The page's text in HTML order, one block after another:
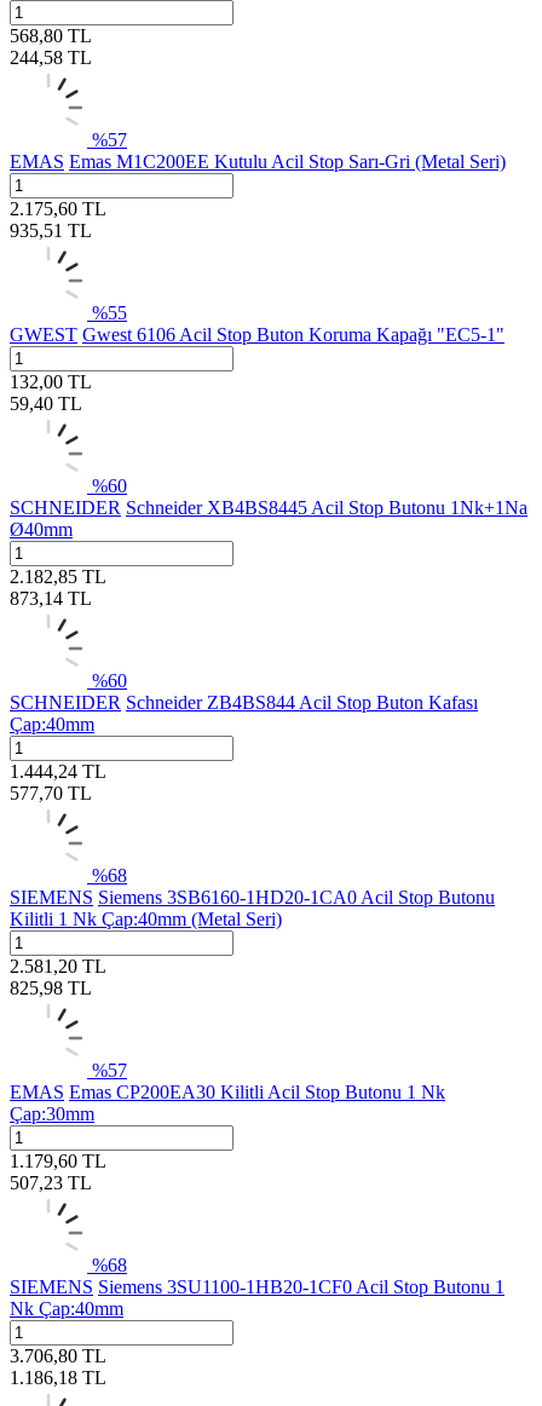
568,80 TL
244,58 TL
%57
EMAS Emas M1C200EE Kutulu Acil Stop Sarı-Gri (Metal Seri)
2.175,60 TL
935,51 TL
%55
GWEST Gwest 6106 Acil Stop Buton Koruma Kapağı "EC5-1"
132,00 TL
59,40 TL
%60
SCHNEIDER Schneider XB4BS8445 Acil Stop Butonu 1Nk+1Na
Ø40mm
2.182,85 TL
873,14 TL
%60
SCHNEIDER Schneider ZB4BS844 Acil Stop Buton Kafası
Çap:40mm
1.444,24 TL
577,70 TL
%68
SIEMENS Siemens 3SB6160-1HD20-1CA0 Acil Stop Butonu
Kilitli 1 Nk Çap:40mm (Metal Seri)
2.581,20 TL
825,98 TL
%57
EMAS Emas CP200EA30 Kilitli Acil Stop Butonu 1 Nk
Çap:30mm
1.179,60 TL
507,23 TL
%68
SIEMENS Siemens 3SU1100-1HB20-1CF0 Acil Stop Butonu 1
Nk Çap:40mm
3.706,80 TL
1.186,18 TL